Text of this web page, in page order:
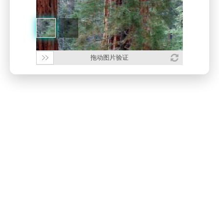
拖动图片验证